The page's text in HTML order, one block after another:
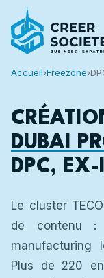
Accueil›Freezone›
DUBAI
DPC,
Le cluster
de contenu :
manufacturing
Plus de 220